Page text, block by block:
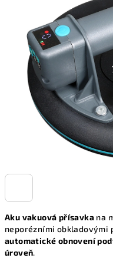
Aku vakuová přísavka na
neporézními obkladovými
automatické obnovení
úroveň.
hvězdiček.